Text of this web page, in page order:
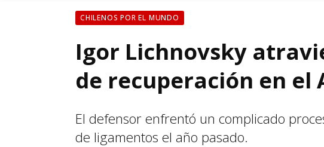
CHILENOS POR EL MUNDO
Igor Lichnovsky
de recuperación en el
El defensor enfrentó un complicado
de ligamentos el año pasado.